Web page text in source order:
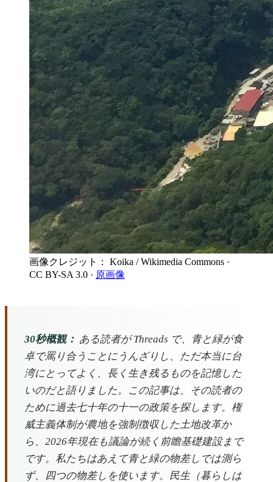
画像クレジット： Koika / Wikimedia Commons ·
CC BY-SA 3.0 · 原画像
30秒概観： ある読者が Threads で、青と緑が食
卓で罵り合うことにうんざりし、ただ本当に台
湾にとってよく、長く生き残るものを記憶した
いのだと語りました。この記事は、その読者の
ために過去七十年の十一の政策を探します。権
威主義体制が農地を強制徴収した土地改革か
ら、2026年現在も議論が続く前瞻基礎建設まで
です。私たちはあえて青と緑の物差しでは測ら
ず、四つの物差しを使います。民生（暮らしは